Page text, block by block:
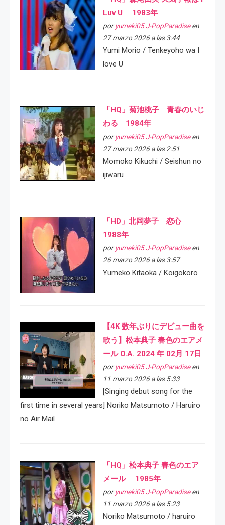
Luv U 1983年
por yumeki05 J-PopParadiseen
27 marzo 2026 a las 3:44
Yumi Morio / Tenkeyoho wa I
love U
「HQ」菊池桃子 青春のいじ
わる 1984年
por yumeki05 J-PopParadiseen
27 marzo 2026 a las 2:51
Momoko Kikuchi / Seishun no
ijiwaru
「HD」北岡夢子 恋心
1988年
por yumeki05 J-PopParadiseen
26 marzo 2026 a las 3:57
Yumeko Kitaoka / Koigokoro
【4K 数年ぶりにデビュー曲を
歌う】松本典子 春色のエアメ
ール O.A. 2024 年 02月 17日
por yumeki05 J-PopParadiseen
11 marzo 2026 a las 5:33
[Singing debut song for the
first time in several years] Noriko Matsumoto / Haruiro
no Air Mail
「HQ」松本典子 春色のエア
メール 1985年
por yumeki05 J-PopParadiseen
11 marzo 2026 a las 5:23
Noriko Matsumoto / haruiro